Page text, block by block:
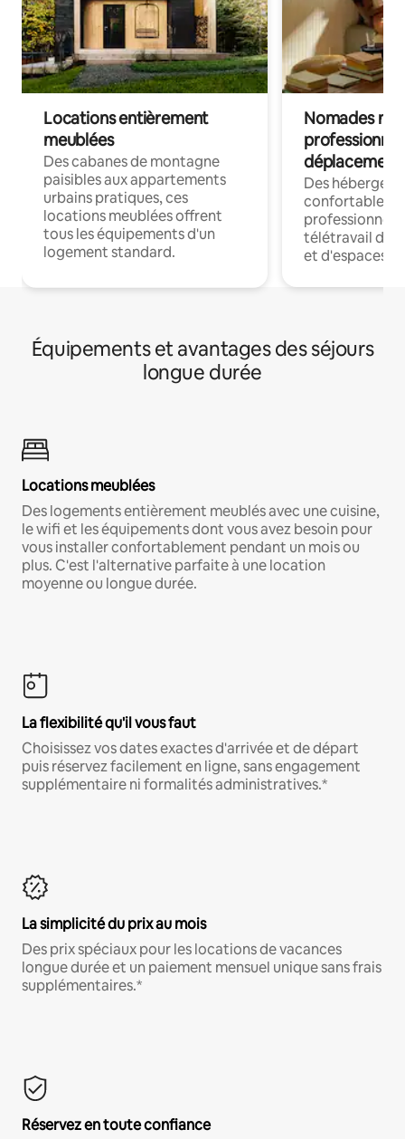
Locations entièrement
meublées
Des cabanes de montagne
paisibles aux appartements
urbains pratiques, ces
locations meublées offrent
tous les équipements d'un
logement standard.
Nomades
déplacement
Des
confortables
professionnels
télétravail
et d'espaces
Équipements et avantages des séjours
longue durée
Locations meublées
Des logements entièrement meublés avec une cuisine,
le wifi et les équipements dont vous avez besoin pour
vous installer confortablement pendant un mois ou
plus. C'est l'alternative parfaite à une location
moyenne ou longue durée.
La flexibilité qu'il vous faut
Choisissez vos dates exactes d'arrivée et de départ
puis réservez facilement en ligne, sans engagement
supplémentaire ni formalités administratives.*
La simplicité du prix au mois
Des prix spéciaux pour les locations de vacances
longue durée et un paiement mensuel unique sans frais
supplémentaires.*
Réservez en toute confiance